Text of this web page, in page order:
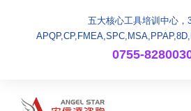
五大核心工具培训中心，
0755-